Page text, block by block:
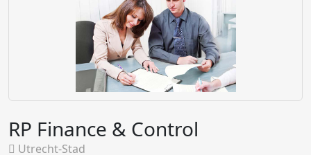
RP Finance & Control
Utrecht-Stad